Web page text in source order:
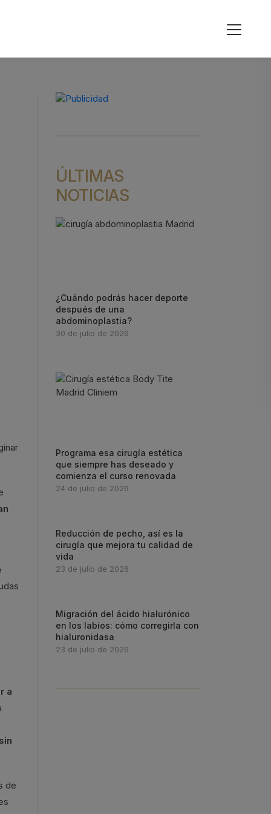
a
de
ÚLTIMAS
NOTICIAS
¿Cuándo podrás hacer deporte
después de una
abdominoplastia?
30 de julio de 2026
Programa esa cirugía estética
que siempre has deseado y
comienza el curso renovada
24 de julio de 2026
Reducción de pecho, así es la
cirugía que mejora tu calidad de
vida
23 de julio de 2026
Migración del ácido hialurónico
en los labios: cómo corregirla con
hialuronidasa
23 de julio de 2026